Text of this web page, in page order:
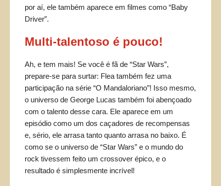
por aí, ele também aparece em filmes como “Baby
Driver”.
Multi-talentoso é pouco!
Ah, e tem mais! Se você é fã de “Star Wars”,
prepare-se para surtar: Flea também fez uma
participação na série “O Mandaloriano”! Isso mesmo,
o universo de George Lucas também foi abençoado
com o talento desse cara. Ele aparece em um
episódio como um dos caçadores de recompensas
e, sério, ele arrasa tanto quanto arrasa no baixo. É
como se o universo de “Star Wars” e o mundo do
rock tivessem feito um crossover épico, e o
resultado é simplesmente incrível!